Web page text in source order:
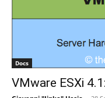
Docs
VMware ESXi